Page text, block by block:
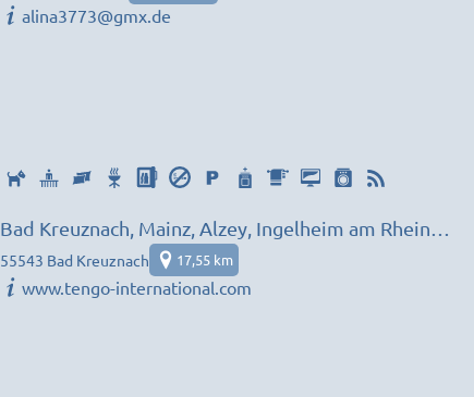
alina3773@gmx.de
Bad Kreuznach, Mainz, Alzey, Ingelheim am Rhein…
55543 Bad Kreuznach 17,55 km
www.tengo-international.com